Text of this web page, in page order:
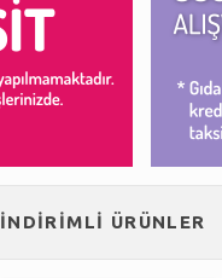
İNDİRİMLİ ÜRÜNLER